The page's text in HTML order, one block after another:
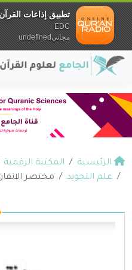
الرئيسية المكتبة الرقمية
علم التجويد
مختصر
تطبيق إذاعات
EDC
مجانيundefined